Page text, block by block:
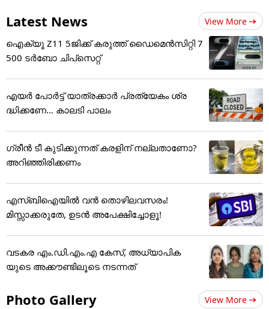
Latest News View More
ഐക്യൂ Z11 5ജിക്ക് കരുത്ത് ഡൈമെൻസിറ്റി 7
500 ടർബോ ചിപ്‌സെറ്റ്
എയർ പോർട്ട് യാത്രക്കാർ പ്രത്യേകം ശ്ര
ദ്ധിക്കണേ... കാലടി പാലം
ഗ്രീൻ ടീ കുടിക്കുന്നത് കരളിന് നല്ലതാണോ?
അറിഞ്ഞിരിക്കണം
എസ്ബിഐയിൽ വൻ തൊഴിലവസരം!
മിസ്സാക്കരുതേ, ഉടൻ അപേക്ഷിച്ചോളൂ!
വടകര എം.ഡി.എം.എ കേസ്, അധ്യാപിക
യുടെ അക്കൗണ്ടിലൂടെ നടന്നത്
Photo Gallery View More